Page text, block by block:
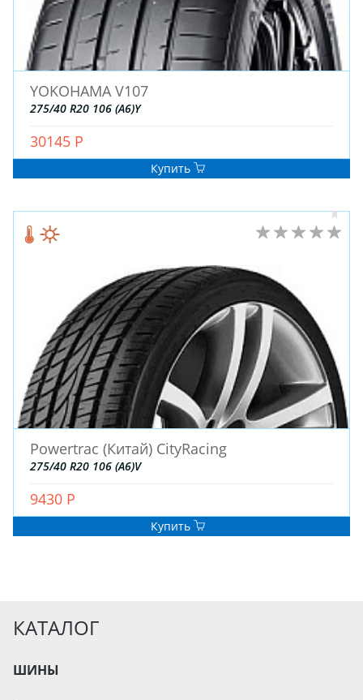
YOKOHAMA V107
275/40 R20 106 (A6)Y
30145 Р
Купить
Powertrac (Китай) CityRacing
275/40 R20 106 (A6)V
9430 Р
Купить
КАТАЛОГ
ШИНЫ